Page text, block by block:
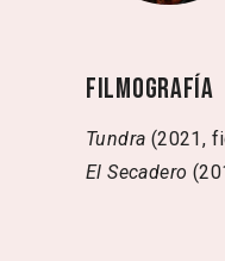
Filmografía
Tundra (2021,
El Secadero